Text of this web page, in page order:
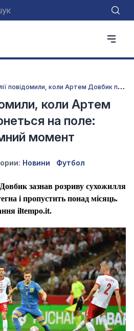
В
Італії повідомили, коли Артем Довбик повернеться на поле: дуже неприємний момент
коли Артем
на поле:
момент
Новини Футбол
зазнав розриву сухожилля
і пропустить понад місяць.
iltempo.it.